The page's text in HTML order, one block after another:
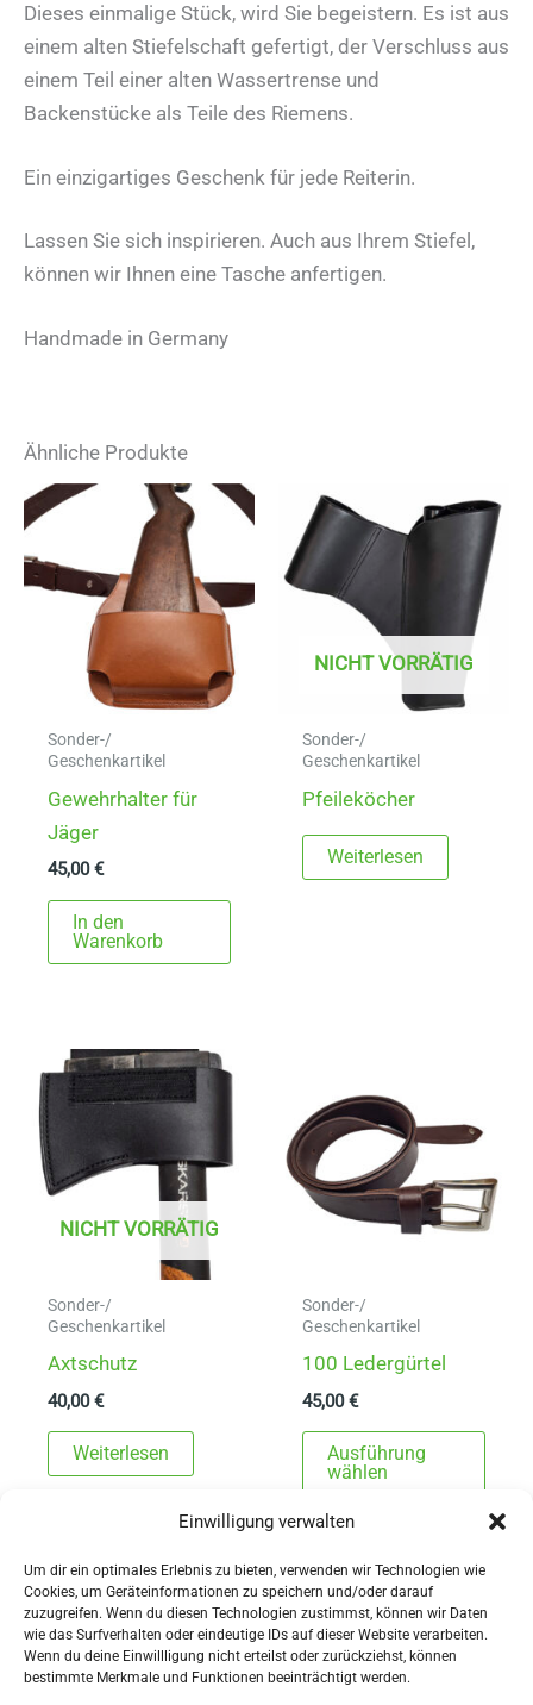
Einwilligung verwalten
Um dir ein optimales Erlebnis zu bieten, verwenden wir Technologien wie
Cookies, um Geräteinformationen zu speichern und/oder darauf
zuzugreifen. Wenn du diesen Technologien zustimmst, können wir Daten
wie das Surfverhalten oder eindeutige IDs auf dieser Website verarbeiten.
Wenn du deine Einwillligung nicht erteilst oder zurückziehst, können
bestimmte Merkmale und Funktionen beeinträchtigt werden.
Dieses einmalige Stück, wird Sie begeistern. Es ist aus
einem alten Stiefelschaft gefertigt, der Verschluss aus
einem Teil einer alten Wassertrense und
Backenstücke als Teile des Riemens.
Ein einzigartiges Geschenk für jede Reiterin.
Lassen Sie sich inspirieren. Auch aus Ihrem Stiefel,
können wir Ihnen eine Tasche anfertigen.
Handmade in Germany
Ähnliche Produkte
Sonder-/
Geschenkartikel
Gewehrhalter für
Jäger
45,00€
In den
Warenkorb
NICHT VORRÄTIG
Sonder-/
Geschenkartikel
Pfeileköcher
Weiterlesen
NICHT VORRÄTIG
Sonder-/
Geschenkartikel
Axtschutz
40,00€
Weiterlesen
Sonder-/
Geschenkartikel
100 Ledergürtel
45,00€
Ausführung
wählen
auf.
Die
AGBs